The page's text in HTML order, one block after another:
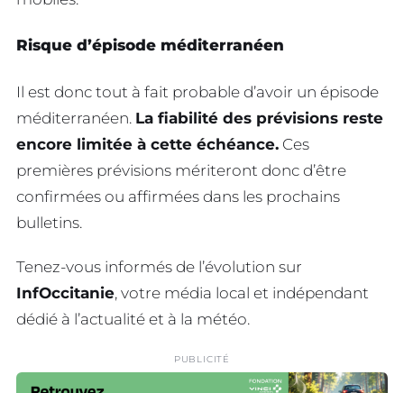
Risque d’épisode méditerranéen
Il est donc tout à fait probable d’avoir un épisode
méditerranéen. La fiabilité des prévisions reste
encore limitée à cette échéance. Ces
premières prévisions mériteront donc d’être
confirmées ou affirmées dans les prochains
bulletins.
Tenez-vous informés de l’évolution sur
InfOccitanie, votre média local et indépendant
dédié à l’actualité et à la météo.
PUBLICITÉ